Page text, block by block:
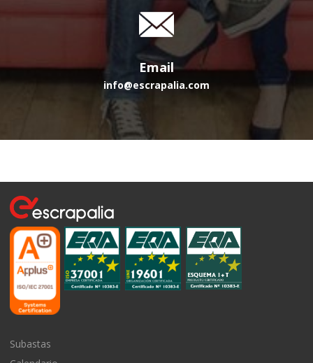
Email
info@escrapalia.com
Subastas